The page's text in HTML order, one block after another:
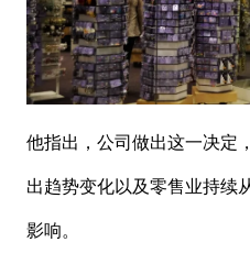
他指出，公司做出这一决定
出趋势变化以及零售业持续
影响。